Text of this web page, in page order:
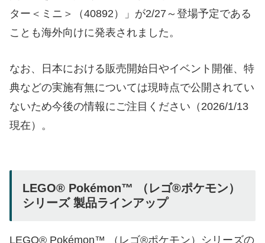
ター＜ミニ＞（40892）」が2/27～登場予定である
ことも海外向けに発表されました。
なお、日本における販売開始日やイベント開催、特
典などの実施有無については現時点で公開されてい
ないため今後の情報にご注目ください（2026/1/13
現在）。
LEGO® Pokémon™ （レゴ®ポケモン）
シリーズ 製品ラインアップ
LEGO® Pokémon™ （レゴ®ポケモン）シリーズの